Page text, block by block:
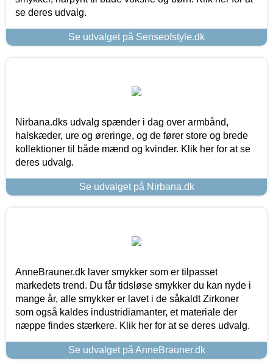
se deres udvalg.
Se udvalget på Senseofstyle.dk
Nirbana.dks udvalg spænder i dag over armbånd,
halskæder, ure og øreringe, og de fører store og brede
kollektioner til både mænd og kvinder. Klik her for at se
deres udvalg.
Se udvalget på Nirbana.dk
AnneBrauner.dk laver smykker som er tilpasset
markedets trend. Du får tidsløse smykker du kan nyde i
mange år, alle smykker er lavet i de såkaldt Zirkoner
som også kaldes industridiamanter, et materiale der
næppe findes stærkere. Klik her for at se deres udvalg.
Se udvalget på AnneBrauner.dk